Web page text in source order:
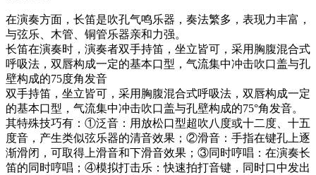
在演奏方面，长笛是吹孔气鸣乐器，奏法繁多，表现力丰富，
与弦乐、木管、铜管乐器亲和力强。
长笛在演奏时，演奏者双手持笛，坐立皆可，采用胸腹混合式
呼吸法，双唇构成一定的基本口型，气流集中冲击吹口盖与孔
壁构成的75度角发音
双手持笛，坐立皆可，采用胸腹混合式呼吸法，双唇构成一定
的基本口型，气流集中冲击吹口盖与孔壁构成的75°角发音。
其特殊技巧有：①泛音：用放松口型超吹八度或十二度、十五
度音，产生类似弦乐器的清音效果；②滑音：手指在键孔上逐
渐滑闭，可取得上滑音和下滑音效果；③同时哼唱：在演奏长
笛的同时哼唱；④模拟打击乐：快速拍打音键，同时口中发出